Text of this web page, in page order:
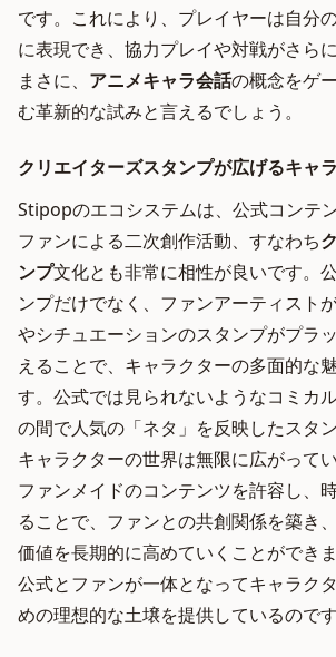
です。これにより、プレイヤーは自分
に表現でき、協力プレイや対戦がさら
まさに、 アニメキャラ会話の概念をゲ
む革新的な試みと言えるでしょう。
クリエイターズスタンプが広げるキャ
Stipopのエコシステムは、公式コンテ
ファンによる二次創作活動、すなわち
ンプ文化とも非常に相性が良いです。
ンプだけでなく、ファンアーティスト
やシチュエーションのスタンプがプラ
えることで、キャラクターの多面的な
す。公式では見られないようなコミカ
の間で人気の「ネタ」を反映したスタ
キャラクターの世界は無限に広がって
ファンメイドのコンテンツを許容し、
ることで、ファンとの共創関係を築き
価値を長期的に高めていくことができま
公式とファンが一体となってキャラク
めの理想的な土壌を提供しているのです